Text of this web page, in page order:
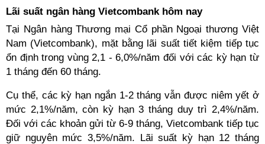
Lãi suất ngân hàng Vietcombank hôm nay
Tại Ngân hàng Thương mại Cổ phần Ngoại thương Việt
Nam (Vietcombank), mặt bằng lãi suất tiết kiệm tiếp tục
ổn định trong vùng 2,1 - 6,0%/năm đối với các kỳ hạn từ
1 tháng đến 60 tháng.
Cụ thể, các kỳ hạn ngắn 1-2 tháng vẫn được niêm yết ở
mức 2,1%/năm, còn kỳ hạn 3 tháng duy trì 2,4%/năm.
Đối với các khoản gửi từ 6-9 tháng, Vietcombank tiếp tục
giữ nguyên mức 3,5%/năm. Lãi suất kỳ hạn 12 tháng